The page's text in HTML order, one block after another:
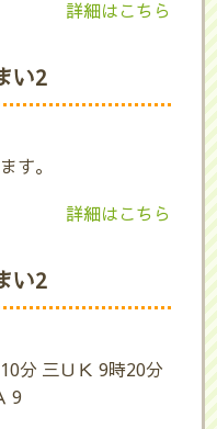
詳細はこちら
い2
す。
詳細はこちら
い2
分 三ＵＫ 9時20分
9